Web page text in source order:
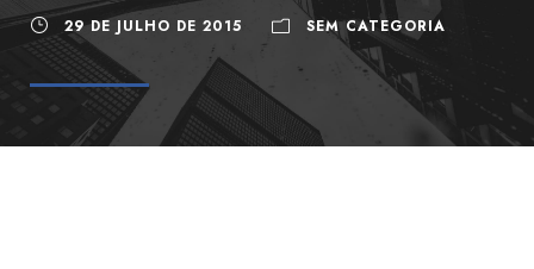
29 DE JULHO DE 2015 SEM CATEGORIA